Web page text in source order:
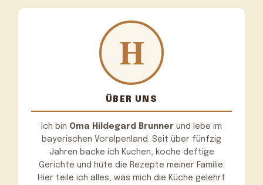
ÜBER UNS
Ich bin Oma Hildegard Brunner und lebe im
bayerischen Voralpenland. Seit über fünfzig
Jahren backe ich Kuchen, koche deftige
Gerichte und hüte die Rezepte meiner Familie.
Hier teile ich alles, was mich die Küche gelehrt